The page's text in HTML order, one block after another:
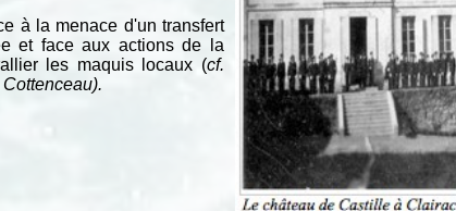
à la menace d'un transfert
et face aux actions de la
les maquis locaux (cf.